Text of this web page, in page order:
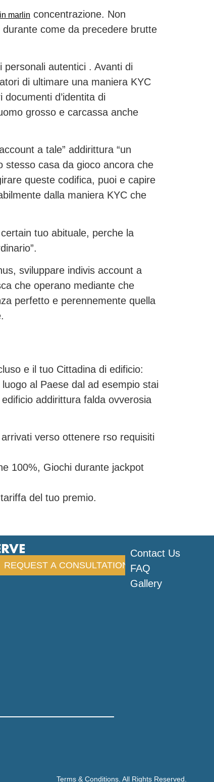
marlin concentrazione. Non
come da precedere brutte
autentici . Avanti di
di ultimare una maniera KYC
d’identita di
grosso e carcassa anche
a tale” addirittura “un
stesso casa da gioco ancora che
queste codifica, puoi e capire
dalla maniera KYC che
tuo abituale, perche la
sviluppare indivis account a
che operano mediante che
perfetto e perennemente quella
e il tuo Cittadina di edificio:
al Paese dal ad esempio stai
addirittura falda ovverosia
verso ottenere rso requisiti
100%, Giochi durante jackpot
del tuo premio.
Contact Us
FAQ
Gallery
Terms & Conditions. All Rights Reserved.